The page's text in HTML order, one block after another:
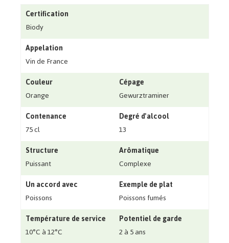
Certification
Biody
Appelation
Vin de France
Couleur
Orange
Cépage
Gewurztraminer
Contenance
75 cl
Degré d'alcool
13
Structure
Puissant
Arômatique
Complexe
Un accord avec
Poissons
Exemple de plat
Poissons fumés
Température de service
10°C à 12°C
Potentiel de garde
2 à 5 ans